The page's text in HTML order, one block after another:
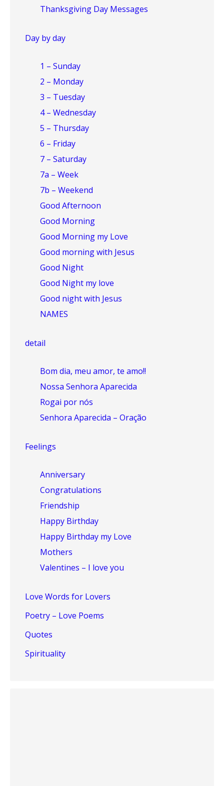
Thanksgiving Day Messages
Day by day
1 – Sunday
2 – Monday
3 – Tuesday
4 – Wednesday
5 – Thursday
6 – Friday
7 – Saturday
7a – Week
7b – Weekend
Good Afternoon
Good Morning
Good Morning my Love
Good morning with Jesus
Good Night
Good Night my love
Good night with Jesus
NAMES
detail
Bom dia, meu amor, te amo!!
Nossa Senhora Aparecida
Rogai por nós
Senhora Aparecida – Oração
Feelings
Anniversary
Congratulations
Friendship
Happy Birthday
Happy Birthday my Love
Mothers
Valentines – I love you
Love Words for Lovers
Poetry – Love Poems
Quotes
Spirituality